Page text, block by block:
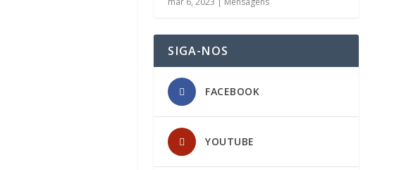
SIGA-NOS
FACEBOOK
YOUTUBE